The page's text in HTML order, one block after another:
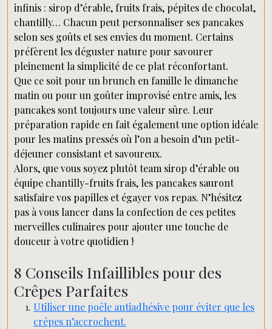
infinis : sirop d’érable, fruits frais, pépites de chocolat,
chantilly… Chacun peut personnaliser ses pancakes
selon ses goûts et ses envies du moment. Certains
préfèrent les déguster nature pour savourer
pleinement la simplicité de ce plat réconfortant.
Que ce soit pour un brunch en famille le dimanche
matin ou pour un goûter improvisé entre amis, les
pancakes sont toujours une valeur sûre. Leur
préparation rapide en fait également une option idéale
pour les matins pressés où l’on a besoin d’un petit-
déjeuner consistant et savoureux.
Alors, que vous soyez plutôt team sirop d’érable ou
équipe chantilly-fruits frais, les pancakes sauront
satisfaire vos papilles et égayer vos repas. N’hésitez
pas à vous lancer dans la confection de ces petites
merveilles culinaires pour ajouter une touche de
douceur à votre quotidien !
8 Conseils Infaillibles pour des
Crêpes Parfaites
Utiliser une poêle antiadhésive pour éviter que les
crêpes n’accrochent.